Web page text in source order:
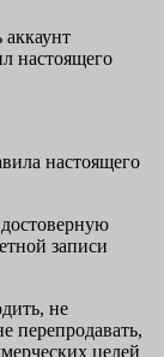
настоящего
настоящего
достоверную
записи
не
перепродавать,
целей